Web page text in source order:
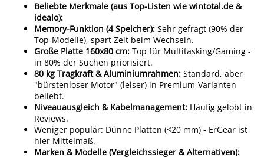
Beliebte Merkmale (aus Top-Listen wie wintotal.de &
idealo):
Memory-Funktion (4 Speicher): Sehr gefragt (90% der
Top-Modelle), spart Zeit beim Wechseln.
Große Platte 160x80 cm: Top für Multitasking/Gaming -
in 80% der Suchen priorisiert.
80 kg Tragkraft & Aluminiumrahmen: Standard, aber
"bürstenloser Motor" (leiser) in Premium-Varianten
beliebt.
Niveauausgleich & Kabelmanagement: Häufig gelobt in
Reviews.
Weniger populär: Dünne Platten (<20 mm) - ErGear ist
hier Mittelmaß.
Marken & Modelle (Vergleichssieger & Alternativen):